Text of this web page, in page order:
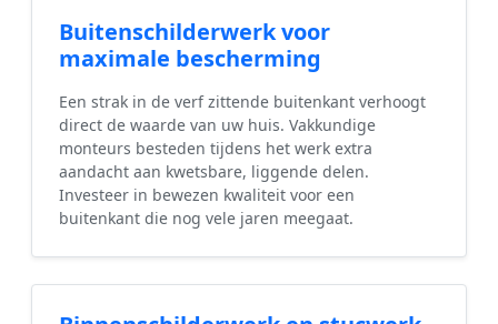
Buitenschilderwerk voor
maximale bescherming
Een strak in de verf zittende buitenkant verhoogt
direct de waarde van uw huis. Vakkundige
monteurs besteden tijdens het werk extra
aandacht aan kwetsbare, liggende delen.
Investeer in bewezen kwaliteit voor een
buitenkant die nog vele jaren meegaat.